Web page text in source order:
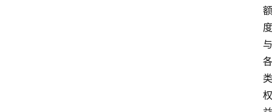
额
度
与
各
类
权